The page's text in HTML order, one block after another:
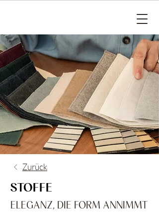
Zurück
STOFFE
ELEGANZ, DIE FORM ANNIMMT